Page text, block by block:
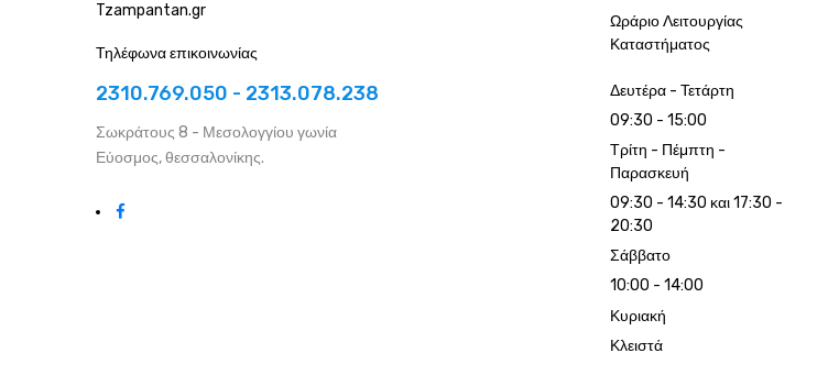
Tzampantan.gr
Τηλέφωνα επικοινωνίας
2310.769.050 - 2313.078.238
Σωκράτους 8 - Μεσολογγίου γωνία
Εύοσμος, θεσσαλονίκης.
Ωράριο Λειτουργίας
Καταστήματος
Δευτέρα - Τετάρτη
09:30 - 15:00
Τρίτη - Πέμπτη -
Παρασκευή
09:30 - 14:30 και 17:30 -
20:30
Σάββατο
10:00 - 14:00
Κυριακή
Κλειστά